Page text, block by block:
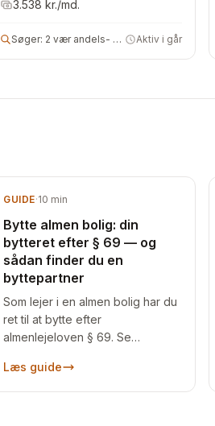
3.538 kr./md.
Søger: 2 vær andels- eller lejebolig Aktiv i går
GUIDE·10 min
Bytte almen bolig: din
bytteret efter § 69 — og
sådan finder du en
byttepartner
Som lejer i en almen bolig har du
ret til at bytte efter
almenlejeloven § 69. Se
boligselskabet kan sige nej —
og sådan finder du nogen at
Læs guide